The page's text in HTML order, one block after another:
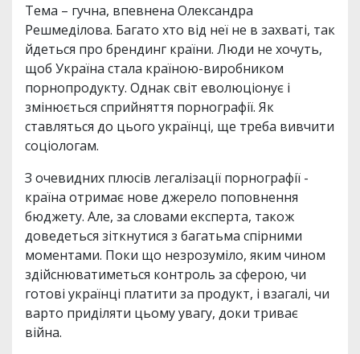
Тема – гучна, впевнена Олександра
Решмеділова. Багато хто від неї не в захваті, так
йдеться про брендинг країни. Люди не хочуть,
щоб Україна стала країною-виробником
порнопродукту. Однак світ еволюціонує і
змінюється сприйняття порнографії. Як
ставляться до цього українці, ще треба вивчити
соціологам.
З очевидних плюсів легалізації порнографії -
країна отримає нове джерело поповнення
бюджету. Але, за словами експерта, також
доведеться зіткнутися з багатьма спірними
моментами. Поки що незрозуміло, яким чином
здійснюватиметься контроль за сферою, чи
готові українці платити за продукт, і взагалі, чи
варто приділяти цьому увагу, доки триває
війна.